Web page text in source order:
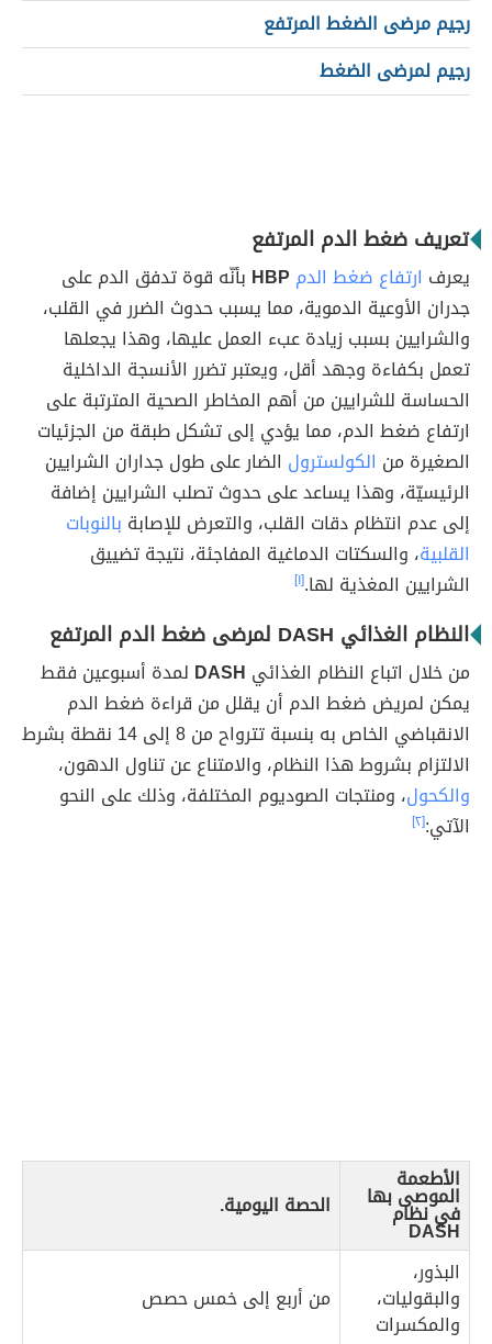
رجيم مرضى الضغط المرتفع
رجيم لمرضى الضغط
تعريف ضغط الدم المرتفع
يعرف ارتفاع ضغط الدم HBP بأنّه قوة تدفق الدم على
جدران الأوعية الدموية، مما يسبب حدوث الضرر في القلب،
والشرايين بسبب زيادة عبء العمل عليها، وهذا يجعلها
تعمل بكفاءة وجهد أقل، ويعتبر تضرر الأنسجة الداخلية
الحساسة للشرايين من أهم المخاطر الصحية المترتبة على
ارتفاع ضغط الدم، مما يؤدي إلى تشكل طبقة من الجزئيات
الصغيرة من الكولسترول الضار على طول جداران الشرايين
الرئيسيّة، وهذا يساعد على حدوث تصلب الشرايين إضافة
إلى عدم انتظام دقات القلب، والتعرض للإصابة بالنوبات
القلبية، والسكتات الدماغية المفاجئة، نتيجة تضييق
الشرايين المغذية لها.[١]
النظام الغذائي DASH لمرضى ضغط الدم المرتفع
من خلال اتباع النظام الغذائي DASH لمدة أسبوعين فقط
يمكن لمريض ضغط الدم أن يقلل من قراءة ضغط الدم
الانقباضي الخاص به بنسبة تترواح من 8 إلى 14 نقطة بشرط
الالتزام بشروط هذا النظام، والامتناع عن تناول الدهون،
والكحول، ومنتجات الصوديوم المختلفة، وذلك على النحو
الآتي:[٢]
الأطعمة
الموصى بها
في نظام
DASH
الحصة اليومية.
البذور،
والبقوليات،
والمكسرات
من أربع إلى خمس حصص